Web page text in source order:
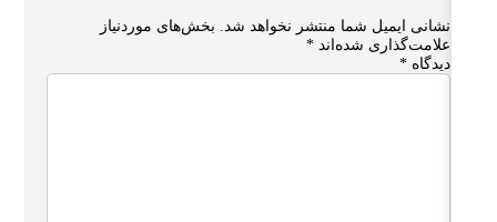
نشانی ایمیل شما منتشر نخواهد شد. بخش‌های موردنیاز
علامت‌گذاری شده‌اند*
*